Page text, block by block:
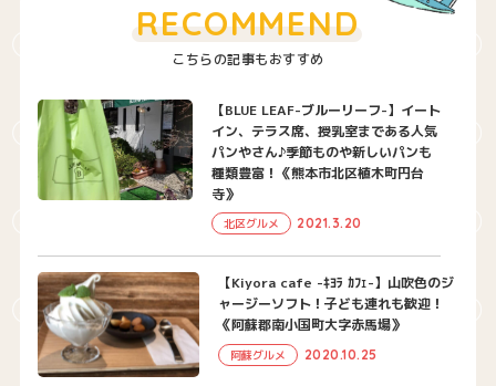
こちらの記事もおすすめ
RECOMMEND
【BLUE LEAF-ブルーリーフ-】イート
イン、テラス席、授乳室まである人気
パンやさん♪季節ものや新しいパンも
種類豊富！《熊本市北区植木町円台
寺》
北区グルメ 2021.3.20
【Kiyora cafe -ｷﾖﾗ ｶﾌｪ-】山吹色のジ
ャージーソフト！子ども連れも歓迎！
《阿蘇郡南小国町大字赤馬場》
阿蘇グルメ 2020.10.25